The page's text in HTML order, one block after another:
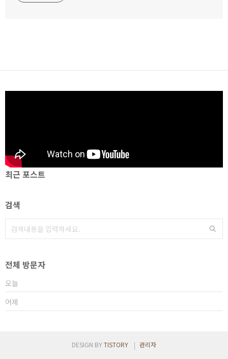
최근 포스트
검색
전체 방문자
오늘
어제
DESIGN BYTISTORY 관리자